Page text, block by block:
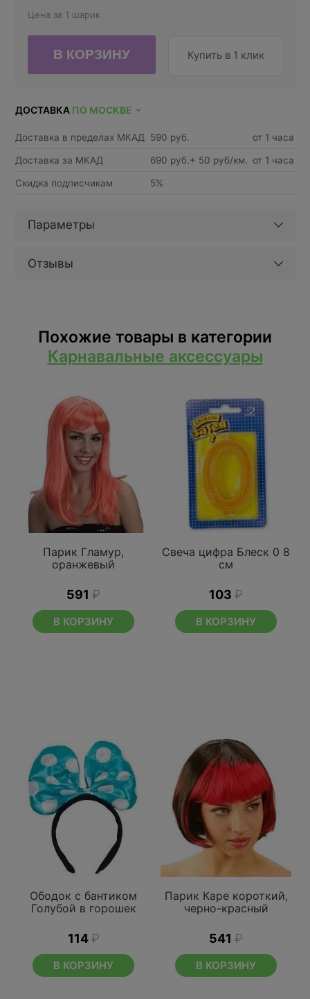
Цена за 1 шарик
Купить в 1 клик
ДОСТАВКА ПО МОСКВЕ
Доставка в пределах МКАД 590 руб. от 1 часа
Доставка за МКАД 690 руб.+ 50 руб/км. от 1 часа
Скидка подписчикам 5%
Параметры
Отзывы
Похожие товары в категории
Карнавальные аксессуары
Парик Гламур,
оранжевый
591 ₽
В КОРЗИНУ
Свеча цифра Блеск 0 8
см
103 ₽
В КОРЗИНУ
Ободок с бантиком
Голубой в горошек
114 ₽
В КОРЗИНУ
Парик Каре короткий,
черно-красный
541 ₽
В КОРЗИНУ